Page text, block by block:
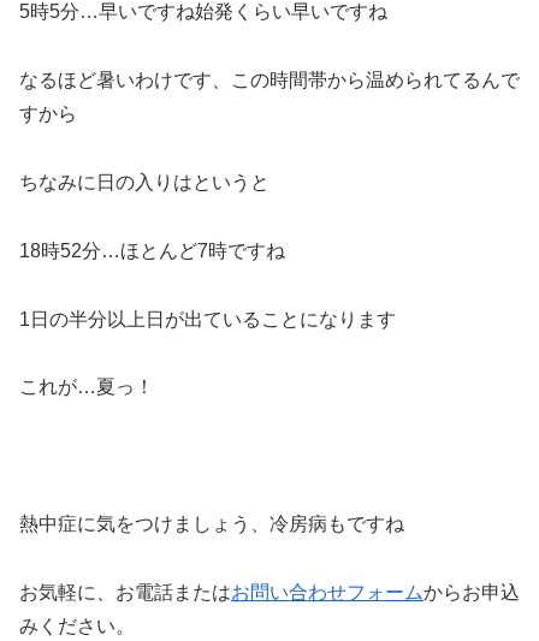
5時5分…早いですね始発くらい早いですね
なるほど暑いわけです、この時間帯から温められてるんで
すから
ちなみに日の入りはというと
18時52分…ほとんど7時ですね
1日の半分以上日が出ていることになります
これが…夏っ！
熱中症に気をつけましょう、冷房病もですね
お気軽に、お電話またはお問い合わせフォームからお申込
みください。